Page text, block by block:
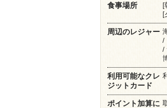
食事場所
[
[
周辺のレジャー
/
/
利用可能なクレ
ジットカード
ポイント加算に